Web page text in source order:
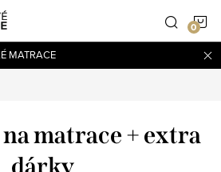
MATRACE
matrace + extra